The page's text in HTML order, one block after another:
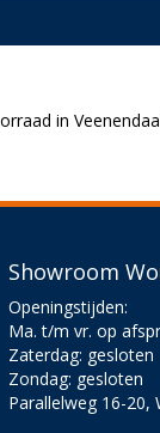
in
Showroom
Openingstijden:
Ma. t/m vr. op
Zaterdag: gesloten
Zondag: gesloten
Parallelweg 16-20,